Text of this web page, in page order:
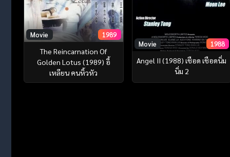
Movie 1989
The Reincarnation Of
Golden Lotus (1989) อี้
เหลียน คนหิ้วหัว
Movie 1988
Angel II (1988) เชือด เชือดนิ่ม
นิ่ม 2